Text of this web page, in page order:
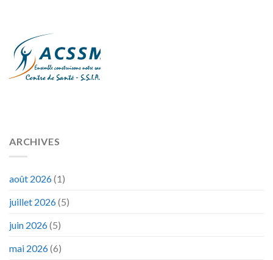
ARCHIVES
août 2026(1)
juillet 2026(5)
juin 2026(5)
mai 2026(6)